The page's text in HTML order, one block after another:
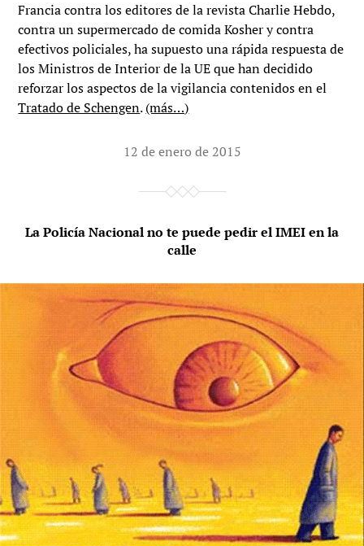
Francia contra los editores de la revista Charlie Hebdo,
contra un supermercado de comida Kosher y contra
efectivos policiales, ha supuesto una rápida respuesta de
los Ministros de Interior de la UE que han decidido
reforzar los aspectos de la vigilancia contenidos en el
Tratado de Schengen.(más…)
12 de enero de 2015
La Policía Nacional no te puede pedir el IMEI en la
calle